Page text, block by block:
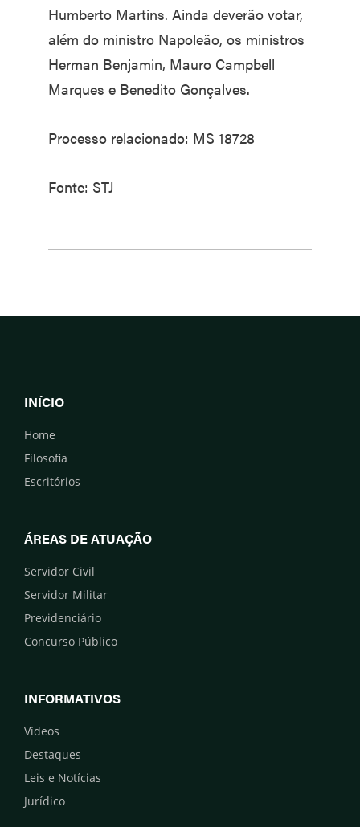
Humberto Martins. Ainda deverão votar,
além do ministro Napoleão, os ministros
Herman Benjamin, Mauro Campbell
Marques e Benedito Gonçalves.
Processo relacionado: MS 18728
Fonte: STJ
INÍCIO
Home
Filosofia
Escritórios
ÁREAS DE ATUAÇÃO
Servidor Civil
Servidor Militar
Previdenciário
Concurso Público
INFORMATIVOS
Vídeos
Destaques
Leis e Notícias
Jurídico